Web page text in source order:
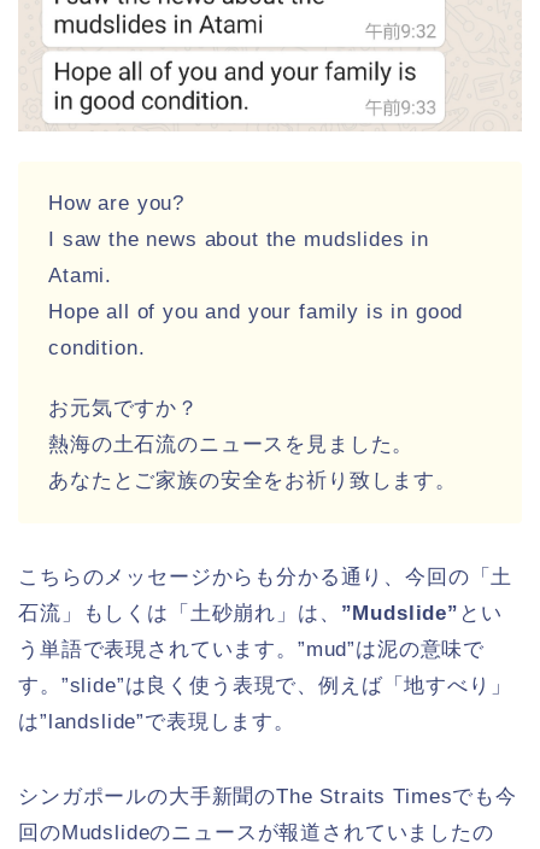
How are you?
I saw the news about the mudslides in
Atami.
Hope all of you and your family is in good
condition.
お元気ですか？
熱海の土石流のニュースを見ました。
あなたとご家族の安全をお祈り致します。
こちらのメッセージからも分かる通り、今回の「土
石流」もしくは「土砂崩れ」は、 ”Mudslide” とい
う単語で表現されています。”mud”は泥の意味で
す。”slide”は良く使う表現で、例えば「地すべり」
は”landslide”で表現します。
シンガポールの大手新聞のThe Straits Timesでも今
回のMudslideのニュースが報道されていましたの